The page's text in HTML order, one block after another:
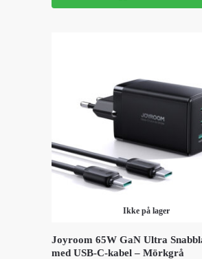
Ikke på lager
Joyroom 65W GaN Ultra
med USB-C-kabel – Mörkgrå